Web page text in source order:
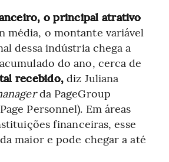
o principal atrativo
média, o montante variável
dessa indústria chega a
do ano, cerca de
recebido, diz Juliana
da PageGroup
Personnel). Em áreas
financeiras, esse
maior e pode chegar a até